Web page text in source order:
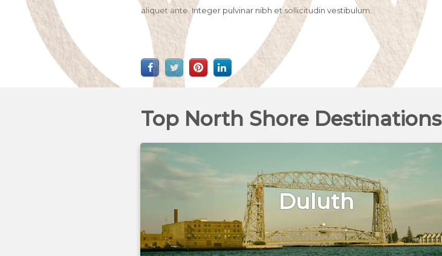
aliquet ante. Integer pulvinar nibh et sollicitudin vestibulum.
Top North Shore Destinations
Duluth